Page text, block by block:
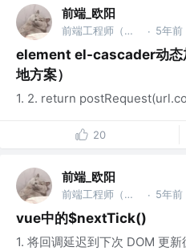
前端_欧阳
前端工程师（架构，底层，优化方向） · 5年前
element el-cascader动态
地方案）
1. 2. return
20
前端_欧阳
前端工程师（架构，底层，优化方向） · 5年前
vue中的$nextTick()
1. 将回调延迟到下次 DOM 更